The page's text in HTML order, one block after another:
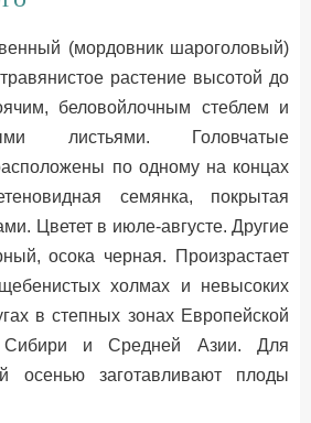
(мордовник шароголовый)
растение высотой до
беловойлочным стеблем и
листьями. Головчатые
по одному на концах
семянка, покрытая
Цветет в июле-августе. Другие
осока черная. Произрастает
холмах и невысоких
в степных зонах Европейской
Сибири и Средней Азии. Для
осенью заготавливают плоды